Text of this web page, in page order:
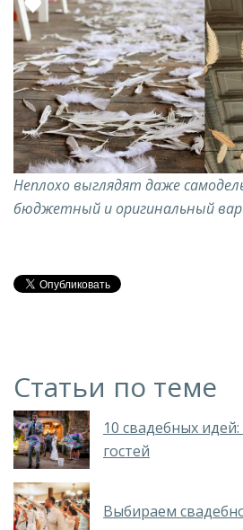
Неплохо выглядят даже
бюджетный и оригинальный
Статьи по теме
10 свадебных
гостей
Выбираем